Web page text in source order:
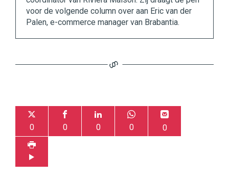
voor de volgende column over aan Eric van der
Palen, e-commerce manager van Brabantia.
0 0 0 0 0